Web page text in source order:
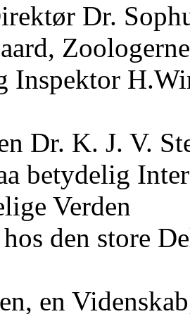
Dr.
Inspektor
Dr. K. J. V.
betydelig
Verden
hos den store
en